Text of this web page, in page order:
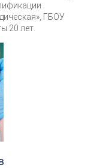
ГБОУ
20 лет.